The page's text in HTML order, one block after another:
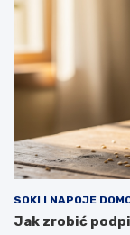
SOKI I NAPOJE
Jak zrobić